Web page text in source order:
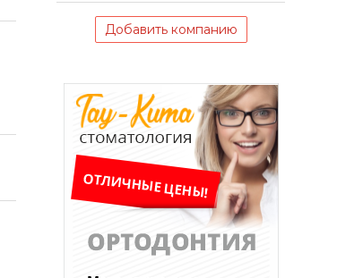
Добавить компанию